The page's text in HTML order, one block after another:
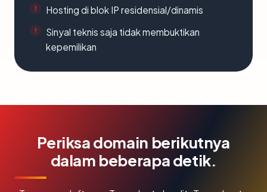
Hosting di blok IP residensial/dinamis
Sinyal teknis saja tidak membuktikan
kepemilikan
Periksa domain berikutnya
dalam beberapa detik.